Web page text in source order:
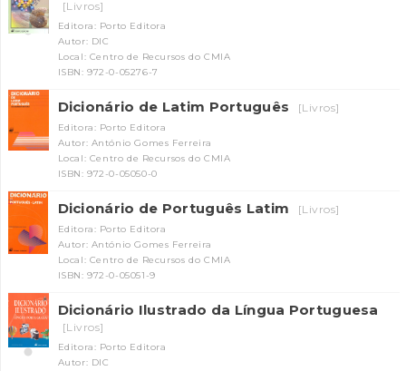
[Livros]
Editora: Porto Editora
Autor: DIC
Local: Centro de Recursos do CMIA
ISBN: 972-0-05276-7
Dicionário de Latim Português [Livros]
Editora: Porto Editora
Autor: António Gomes Ferreira
Local: Centro de Recursos do CMIA
ISBN: 972-0-05050-0
Dicionário de Português Latim [Livros]
Editora: Porto Editora
Autor: António Gomes Ferreira
Local: Centro de Recursos do CMIA
ISBN: 972-0-05051-9
Dicionário Ilustrado da Língua Portuguesa
[Livros]
Editora: Porto Editora
Autor: DIC